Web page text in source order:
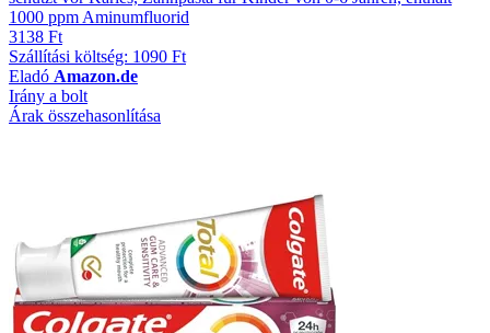
1000 ppm Aminumfluorid
3138 Ft
Szállítási költség: 1090 Ft
Eladó Amazon.de
Irány a bolt
Árak összehasonlítása